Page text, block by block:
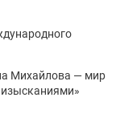
Михайлова — мир